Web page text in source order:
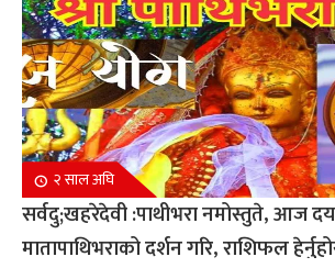
२ साल अघि
सर्वदु;खहरेदेवी :पाथीभरा नमोस्तुते, आज
मातापाथिभराको दर्शन गरि, राशिफल